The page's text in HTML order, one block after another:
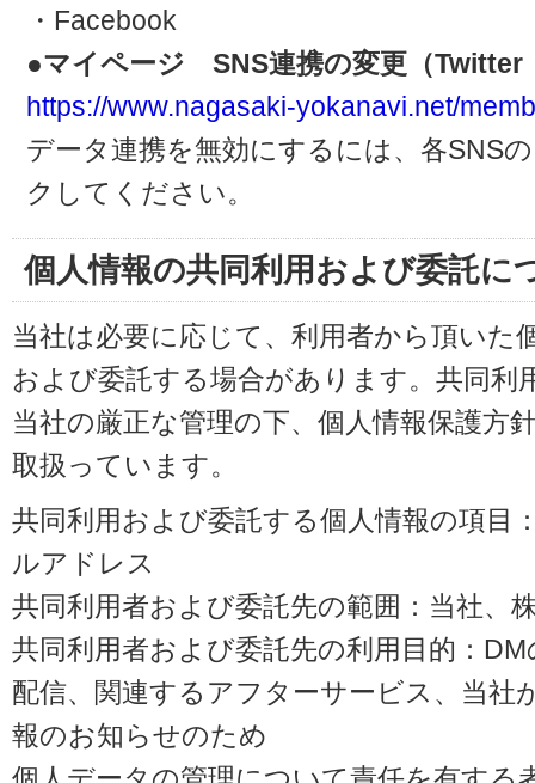
・Facebook
●マイページ SNS連携の変更（Twitter
https://www.nagasaki-yokanavi.net/
データ連携を無効にするには、各SNS
クしてください。
個人情報の共同利用および委託に
当社は必要に応じて、利用者から頂いた
および委託する場合があります。共同利
当社の厳正な管理の下、個人情報保護方
取扱っています。
共同利用および委託する個人情報の項目
ルアドレス
共同利用者および委託先の範囲：当社、
共同利用者および委託先の利用目的：
配信、関連するアフターサービス、当社
報のお知らせのため